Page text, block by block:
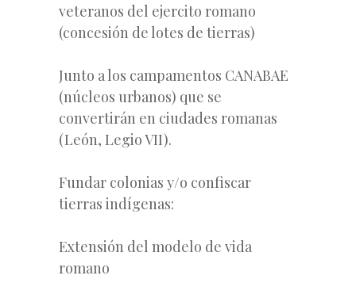
veteranos del ejercito romano
(concesión de lotes de tierras)
Junto a los campamentos CANABAE
(núcleos urbanos) que se
convertirán en ciudades romanas
(León, Legio VII).
Fundar colonias y/o confiscar
tierras indígenas:
Extensión del modelo de vida
romano